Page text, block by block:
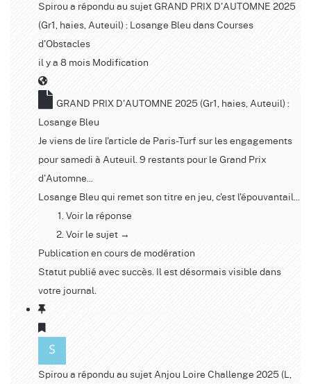
Spirou a répondu au sujet GRAND PRIX D'AUTOMNE 2025
(Gr1, haies, Auteuil) : Losange Bleu dansCourses
d'Obstacles
il y a 8 mois Modification
GRAND PRIX D'AUTOMNE 2025 (Gr1, haies, Auteuil) :
Losange Bleu
Je viens de lire l'article de Paris-Turf sur les engagements
pour samedi à Auteuil. 9 restants pour le Grand Prix
d'Automne...
Losange Bleu qui remet son titre en jeu, c'est l'épouvantail...
Voir la réponse
Voir le sujet →
Publication en cours de modération
Statut publié avec succès. Il est désormais visible dans
votre journal.
Spirou a répondu au sujet Anjou Loire Challenge 2025 (L,